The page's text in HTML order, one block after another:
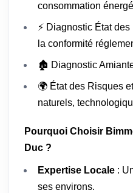
consommation
⚡ Diagnostic État
la conformité
🏚️ Diagnostic
🌍 État des Risques
naturels,
Pourquoi Choisir
Duc ?
Expertise Locale :
ses environs.